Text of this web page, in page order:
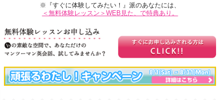
※『すぐに体験してみたい！』派のあなたには、
＜無料体験レッスン＞WEB見た、で特典あり。